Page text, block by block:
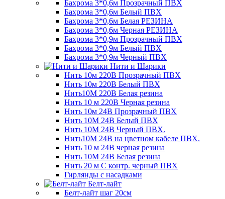
Бахрома 3*0,6м Прозрачный ПВХ
Бахрома 3*0,6м Белый ПВХ
Бахрома 3*0,6м Белая РЕЗИНА
Бахрома 3*0,6м Черная РЕЗИНА
Бахрома 3*0,9м Прозрачный ПВХ
Бахрома 3*0,9м Белый ПВХ
Бахрома 3*0,9м Черный ПВХ
Нити и Шарики
Нить 10м 220В Прозрачный ПВХ
Нить 10м 220В Белый ПВХ
Нить10М 220В Белая резина
Нить 10 м 220В Черная резина
Нить 10м 24В Прозрачный ПВХ
Нить 10М 24В Белый ПВХ
Нить 10М 24В Черный ПВХ.
Нить10М 24В на цветном кабеле ПВХ.
Нить 10 м 24В черная резина
Нить 10М 24В Белая резина
Нить 20 м С контр. черный ПВХ
Гирлянды с насадками
Белт-лайт
Белт-лайт шаг 20см